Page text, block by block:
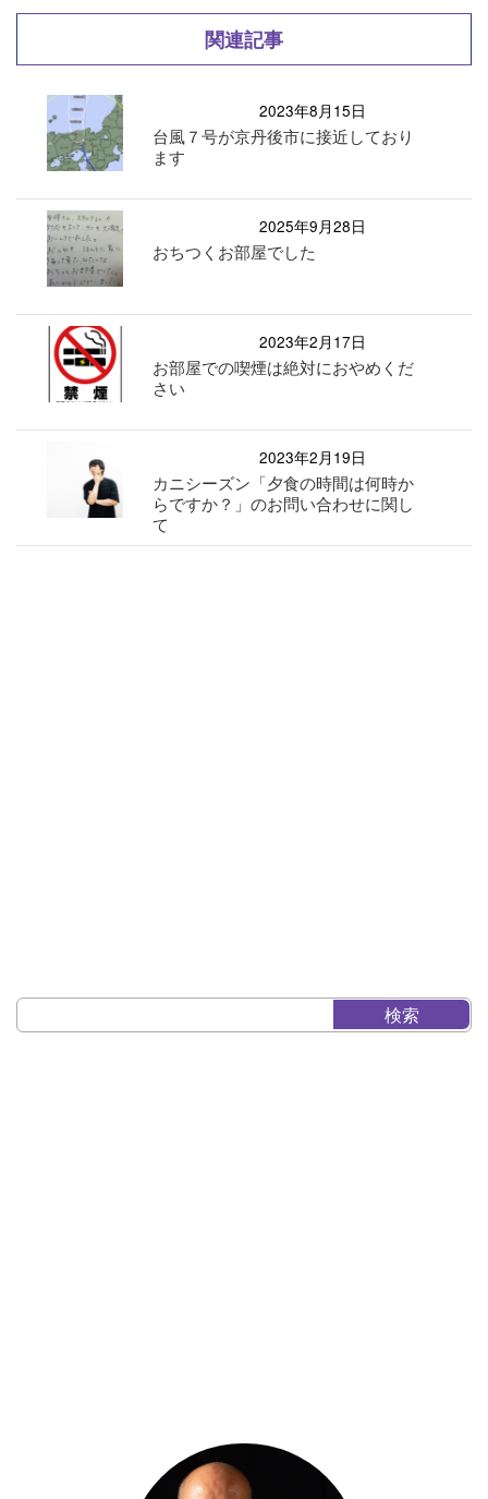
関連記事
2023年8月15日
台風７号が京丹後市に接近しており
ます
2025年9月28日
おちつくお部屋でした
2023年2月17日
お部屋での喫煙は絶対におやめくだ
さい
2023年2月19日
カニシーズン「夕食の時間は何時か
らですか？」のお問い合わせに関し
て